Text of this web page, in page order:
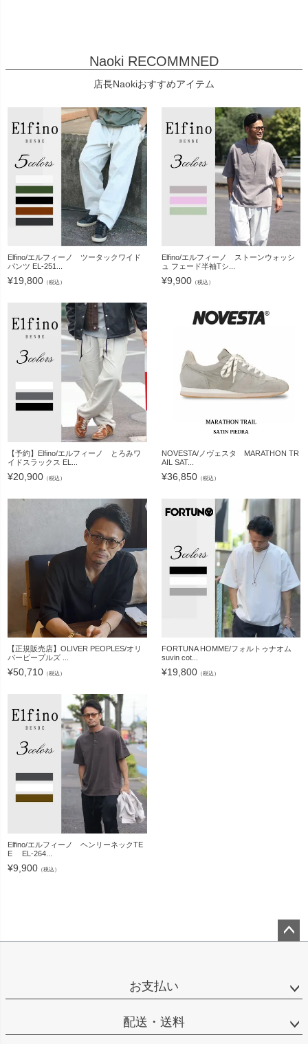
Naoki RECOMMNED
店長Naokiおすすめアイテム
Elfino/エルフィーノ ツータックワイド
パンツ EL-251...
¥19,800 （税込）
Elfino/エルフィーノ ストーンウォッシ
ュ フェード半袖Tシ...
¥9,900（税込）
【予約】Elfino/エルフィーノ とろみワ
イドスラックス EL...
¥20,900 （税込）
NOVESTA/ノヴェスタ MARATHON TR
AIL SAT...
¥36,850（税込）
【正規販売店】OLIVER PEOPLES/オリ
バーピープルズ ...
¥50,710 （税込）
FORTUNA HOMME/フォルトゥナオム
suvin cot...
¥19,800（税込）
Elfino/エルフィーノ ヘンリーネックTE
E EL-264...
¥9,900 （税込）
お支払い
配送・送料